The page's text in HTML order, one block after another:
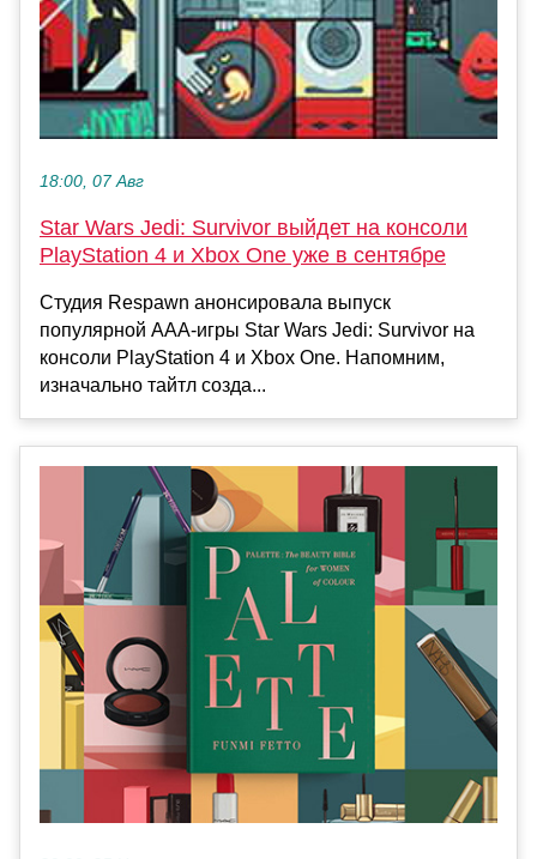
18:00, 07 Авг
Star Wars Jedi: Survivor выйдет на консоли
PlayStation 4 и Xbox One уже в сентябре
Студия Respawn анонсировала выпуск
популярной ААА-игры Star Wars Jedi: Survivor на
консоли PlayStation 4 и Xbox One. Напомним,
изначально тайтл созда...